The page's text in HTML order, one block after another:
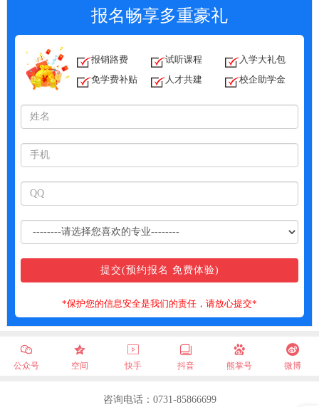
报名畅享多重豪礼
报销路费 试听课程
入学大礼包
免学费补贴
人才共建 校企助学金
*保护您的信息安全是我们的责任，请放心提交*
公众号 空间 快手 抖音 熊掌号 微博
咨询电话：0731-85866699